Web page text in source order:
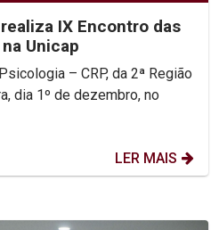
realiza IX Encontro das
Unicap
– CRP, da 2ª Região
dia 1º de dezembro, no
LER MAIS